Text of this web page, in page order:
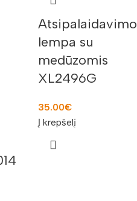
Atsipalaidavimo
lempa su
medūzomis
XL2496G
35.00€
Į krepšelį